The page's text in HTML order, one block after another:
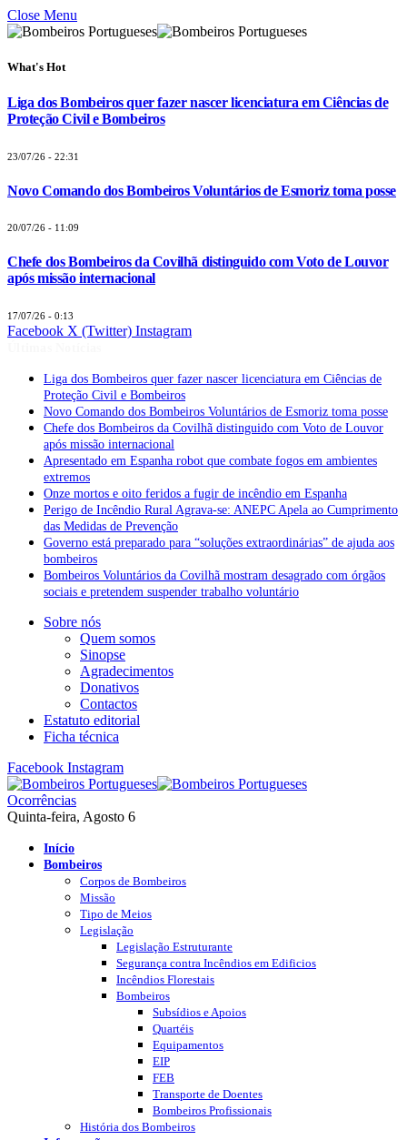
Close Menu
What's Hot
Liga dos Bombeiros quer fazer nascer licenciatura em Ciências de
Proteção Civil e Bombeiros
23/07/26 - 22:31
Novo Comando dos Bombeiros Voluntários de Esmoriz toma posse
20/07/26 - 11:09
Chefe dos Bombeiros da Covilhã distinguido com Voto de Louvor
após missão internacional
17/07/26 - 0:13
Facebook X (Twitter) Instagram
Liga dos Bombeiros quer fazer nascer licenciatura em Ciências de
Proteção Civil e Bombeiros
Novo Comando dos Bombeiros Voluntários de Esmoriz toma posse
Chefe dos Bombeiros da Covilhã distinguido com Voto de Louvor
após missão internacional
Apresentado em Espanha robot que combate fogos em ambientes
extremos
Onze mortos e oito feridos a fugir de incêndio em Espanha
Perigo de Incêndio Rural Agrava-se: ANEPC Apela ao Cumprimento
das Medidas de Prevenção
Governo está preparado para “soluções extraordinárias” de ajuda aos
bombeiros
Bombeiros Voluntários da Covilhã mostram desagrado com órgãos
sociais e pretendem suspender trabalho voluntário
Sobre nós
Quem somos
Sinopse
Agradecimentos
Donativos
Contactos
Estatuto editorial
Ficha técnica
Facebook Instagram
Ocorrências
Quinta-feira, Agosto 6
Início
Bombeiros
Corpos de Bombeiros
Missão
Tipo de Meios
Legislação
Legislação Estruturante
Segurança contra Incêndios em Edificios
Incêndios Florestais
Bombeiros
Subsídios e Apoios
Quartéis
Equipamentos
EIP
FEB
Transporte de Doentes
Bombeiros Profissionais
História dos Bombeiros